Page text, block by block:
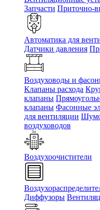
Запчасти Приточно-
Автоматика для
Датчики давления
Воздуховоды и
Клапаны расхода
клапаны
клапаны Фасонные
для вентиляции
воздуховодов
Воздухоочистители
Диффузоры